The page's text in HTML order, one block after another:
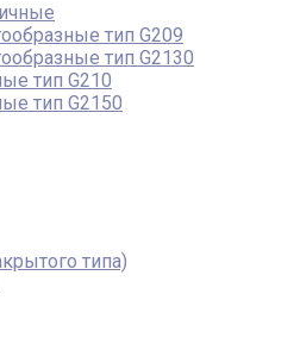
тип G209
тип G2130
тип G210
тип G2150
типа)